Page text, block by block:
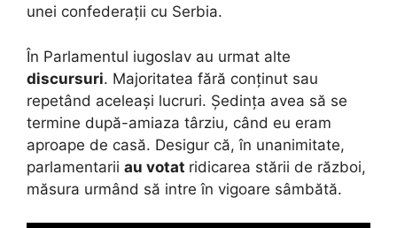
unei confederații cu Serbia.
În Parlamentul iugoslav au urmat alte
discursuri. Majoritatea fără conținut sau
repetând aceleași lucruri. Ședința avea să se
termine după-amiaza târziu, când eu eram
aproape de casă. Desigur că, în unanimitate,
parlamentarii au votat ridicarea stării de război,
măsura urmând să intre în vigoare sâmbătă.